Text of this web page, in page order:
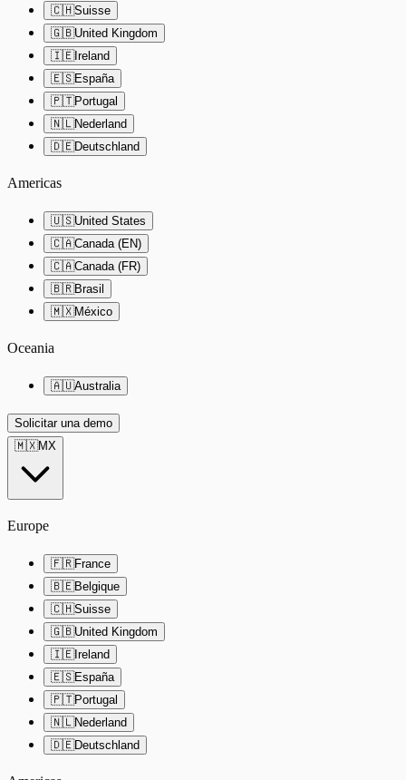
🇨🇭Suisse
🇬🇧United Kingdom
🇮🇪Ireland
🇪🇸España
🇵🇹Portugal
🇳🇱Nederland
🇩🇪Deutschland
Americas
🇺🇸United States
🇨🇦Canada (EN)
🇨🇦Canada (FR)
🇧🇷Brasil
🇲🇽México
Oceania
🇦🇺Australia
Solicitar una demo
🇲🇽MX
Europe
🇫🇷France
🇧🇪Belgique
🇨🇭Suisse
🇬🇧United Kingdom
🇮🇪Ireland
🇪🇸España
🇵🇹Portugal
🇳🇱Nederland
🇩🇪Deutschland